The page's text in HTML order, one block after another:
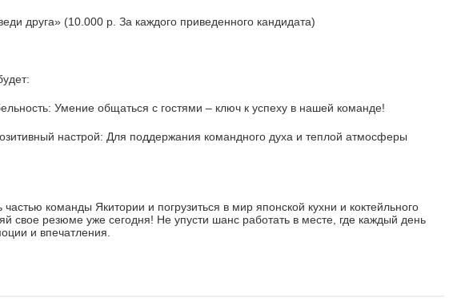
(10.000 р. За каждого приведенного кандидата)
Умение общаться с гостями – ключ к успеху в нашей команде!
настрой: Для поддержания командного духа и теплой атмосферы
частью команды Якитории и погрузиться в мир японской кухни и коктейльного
свое резюме уже сегодня! Не упусти шанс работать в месте, где каждый день
и впечатления.